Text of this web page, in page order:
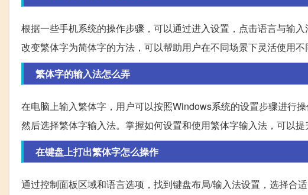
根据一些手机系统的操作步骤，可以通过进入设置，点击语言与输
改变繁体字为简体字的方法，可以帮助用户在不同场景下灵活使用不
繁体字的输入法怎么弄
在电脑上输入繁体字，用户可以按照Windows系统的设置步骤进行
然后选择繁体字输入法。掌握如何设置和使用繁体字输入法，可以提
在键盘上打出繁体字怎么操作
通过控制面板区域和语言选项，找到键盘布局/输入法设置，选择合